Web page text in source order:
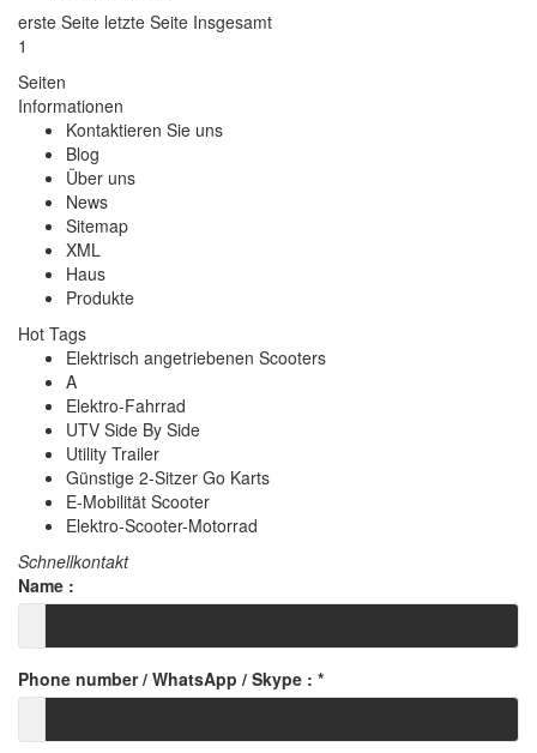
erste Seite letzte Seite Insgesamt
1
Seiten
Informationen
Kontaktieren Sie uns
Blog
Über uns
News
Sitemap
XML
Haus
Produkte
Hot Tags
Elektrisch angetriebenen Scooters
A
Elektro-Fahrrad
UTV Side By Side
Utility Trailer
Günstige 2-Sitzer Go Karts
E-Mobilität Scooter
Elektro-Scooter-Motorrad
Schnellkontakt
Name :
Phone number / WhatsApp / Skype : *